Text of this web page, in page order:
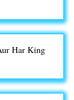
Har King